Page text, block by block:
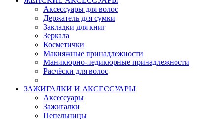
Аксессуары для волос
Держатель для сумки
Закладки для книг
Зеркала
Косметички
Макияжные принадлежности
Маникюрно-педикюрные принадлежности
Расчёски для волос
ЗАЖИГАЛКИ И АКСЕССУАРЫ
Аксессуары
Зажигалки
Пепельницы